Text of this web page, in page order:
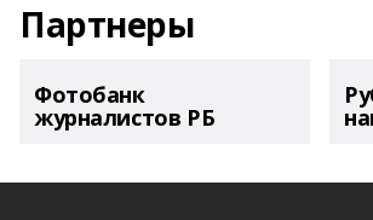
Партнеры
Фотобанк
журналистов РБ